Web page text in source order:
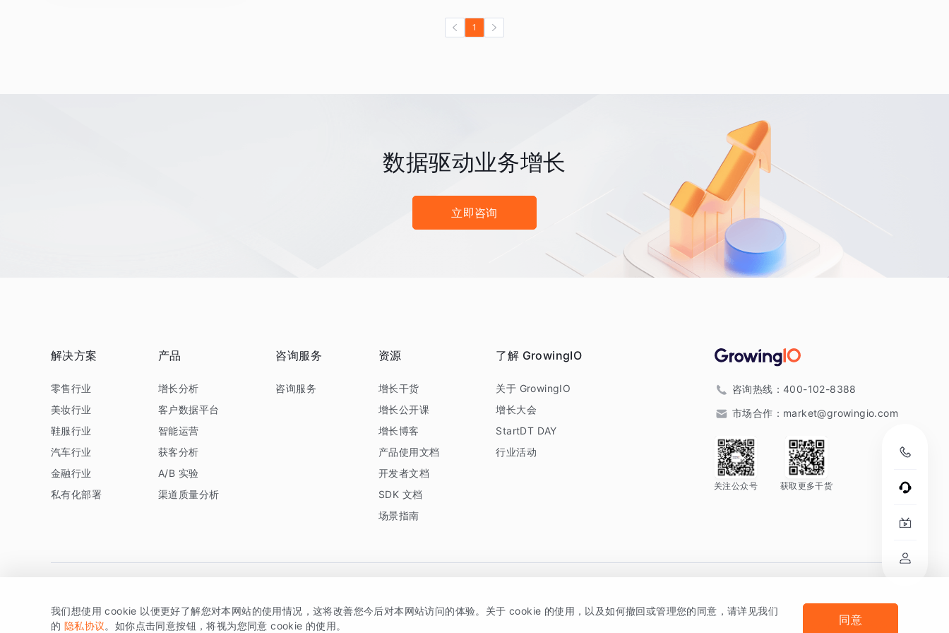
1
数据驱动业务增长
立即咨询
解决方案
零售行业
美妆行业
鞋服行业
汽车行业
金融行业
私有化部署
产品
增长分析
客户数据平台
智能运营
获客分析
A/B 实验
渠道质量分析
咨询服务
咨询服务
资源
增长干货
增长公开课
增长博客
产品使用文档
开发者文档
SDK 文档
场景指南
了解 GrowingIO
关于 GrowingIO
增长大会
StartDT DAY
行业活动
咨询热线： 400-102-8388
市场合作： market@growingio.com
关注公众号 获取更多干货
版权所有 © 北京易数科技有限公司SDK相关说明 京ICP备15038330号 法律声明及隐私条款
我们想使用 cookie 以便更好了解您对本网站的使用情况，这将改善您今后对本网站访问的体验。关于 cookie 的使用，以及如何撤回或管理您的同意，请详见我们
的 隐私协议。如你点击同意按钮，将视为您同意 cookie 的使用。 同意